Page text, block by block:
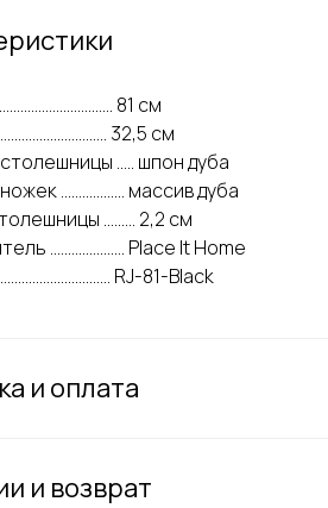
81 см
32,5 см
..... шпон дуба
.................. массив дуба
......... 2,2 см
..................... Place It Home
RJ-81-Black
и оплата
и возврат